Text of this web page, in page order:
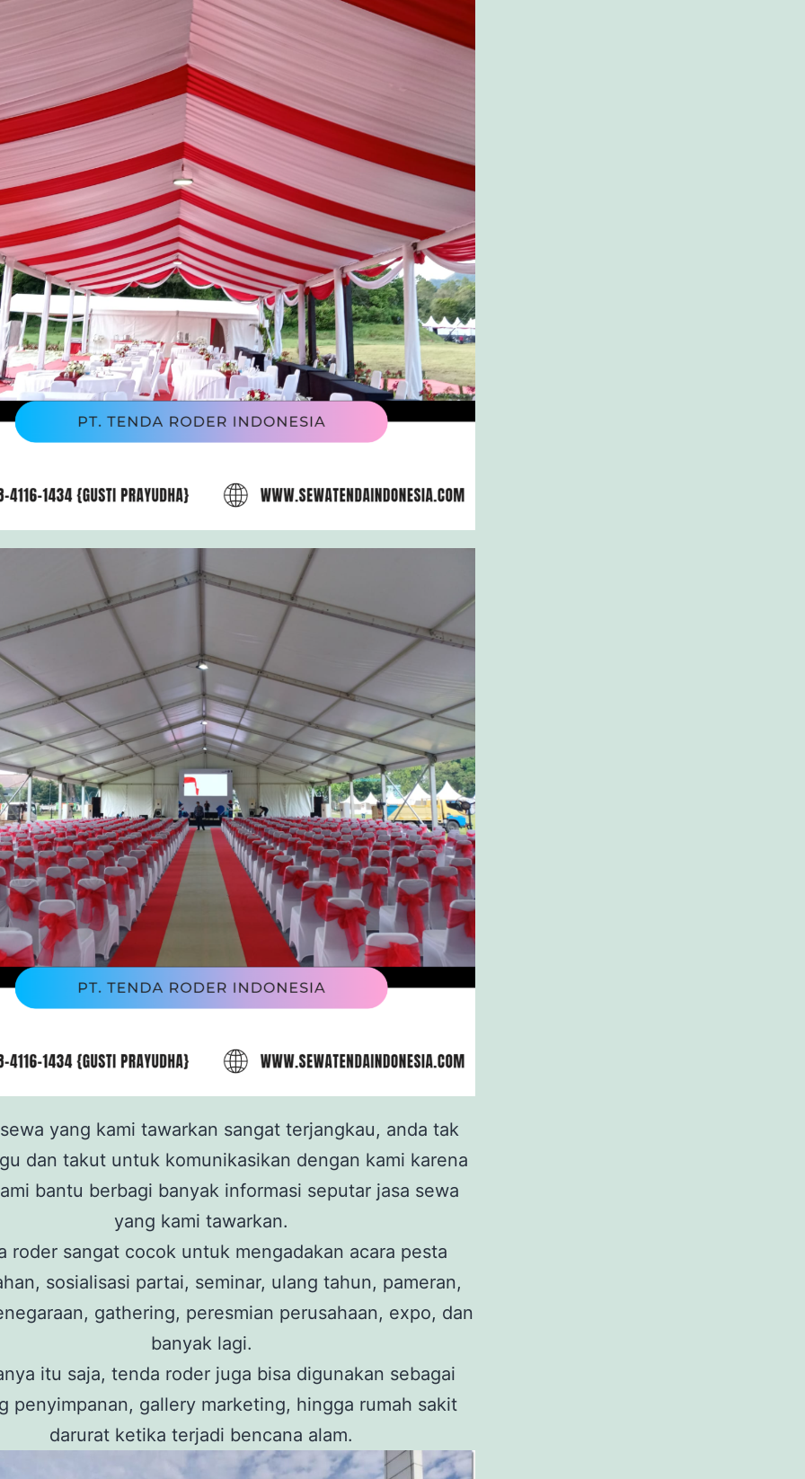
yang kami tawarkan sangat terjangkau, anda tak
dan takut untuk komunikasikan dengan kami karena
bantu berbagi banyak informasi seputar jasa sewa
yang kami tawarkan.
roder sangat cocok untuk mengadakan acara pesta
sosialisasi partai, seminar, ulang tahun, pameran,
gathering, peresmian perusahaan, expo, dan
banyak lagi.
itu saja, tenda roder juga bisa digunakan sebagai
penyimpanan, gallery marketing, hingga rumah sakit
darurat ketika terjadi bencana alam.